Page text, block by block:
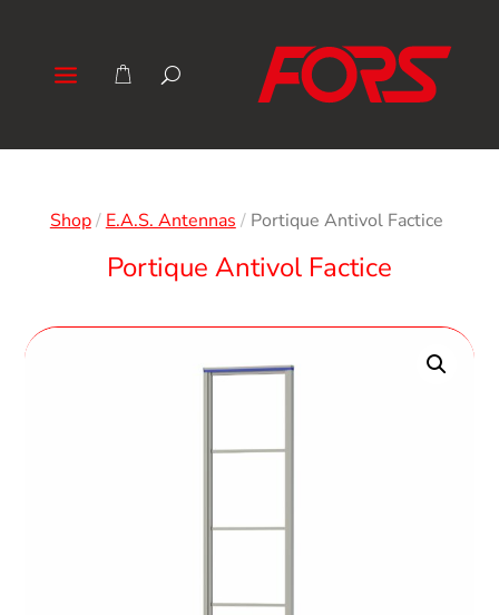
Shop/ E.A.S. Antennas / Portique Antivol Factice
Portique Antivol Factice